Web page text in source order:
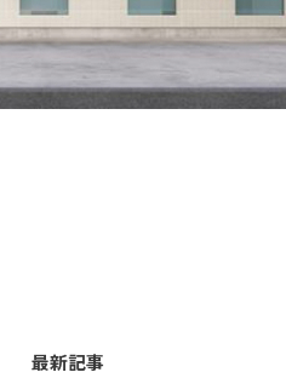
最新記事